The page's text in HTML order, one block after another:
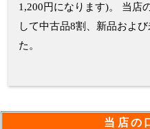
1,200円になります)。 当店
して中古品8割、新品およ
た。
当店の